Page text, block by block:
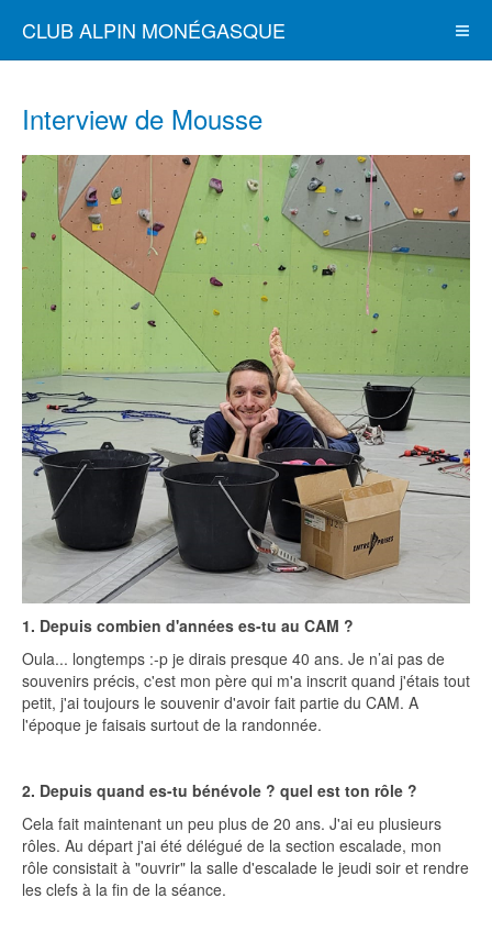
CLUB ALPIN MONÉGASQUE
Interview de Mousse
1. Depuis combien d'années es-tu au CAM ?
Oula... longtemps :-p je dirais presque 40 ans. Je n’ai pas de
souvenirs précis, c'est mon père qui m'a inscrit quand j'étais tout
petit, j'ai toujours le souvenir d'avoir fait partie du CAM. A
l'époque je faisais surtout de la randonnée.
2. Depuis quand es-tu bénévole ? quel est ton rôle ?
Cela fait maintenant un peu plus de 20 ans. J'ai eu plusieurs
rôles. Au départ j'ai été délégué de la section escalade, mon
rôle consistait à "ouvrir" la salle d'escalade le jeudi soir et rendre
les clefs à la fin de la séance.